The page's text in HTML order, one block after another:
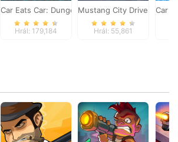
Car Eats Car: Dungeon Adventure
Hrál: 179,184
Mustang City Driver
Hrál: 55,861
Car